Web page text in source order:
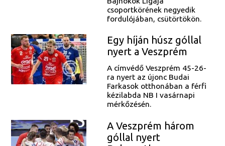
csoportkörének negyedik
fordulójában, csütörtökön.
Egy híján húsz góllal
nyert a Veszprém
A címvédő Veszprém 45-26-
ra nyert az újonc Budai
Farkasok otthonában a férfi
kézilabda NB I vasárnapi
mérkőzésén.
A Veszprém három
góllal nyert